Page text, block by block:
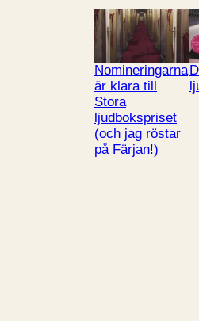
Nomineringarna
är klara till
Stora
ljudbokspriset
(och jag röstar
på Färjan!)